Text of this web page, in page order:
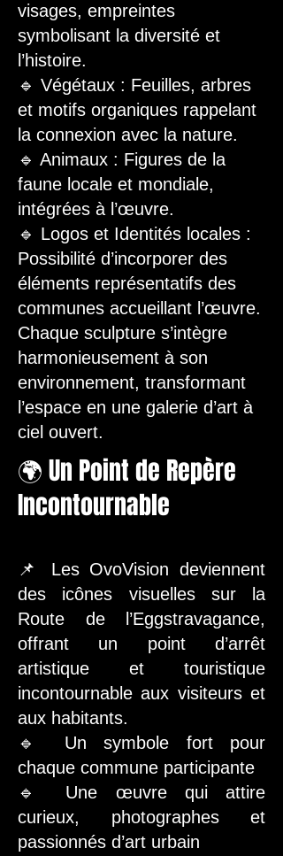
visages, empreintes
symbolisant la diversité et
l’histoire.
🔹 Végétaux : Feuilles, arbres
et motifs organiques rappelant
la connexion avec la nature.
🔹 Animaux : Figures de la
faune locale et mondiale,
intégrées à l’œuvre.
🔹 Logos et Identités locales :
Possibilité d’incorporer des
éléments représentatifs des
communes accueillant l’œuvre.
Chaque sculpture s’intègre
harmonieusement à son
environnement, transformant
l’espace en une galerie d’art à
ciel ouvert.
🌍 Un Point de Repère
Incontournable
📌 Les OvoVision deviennent
des icônes visuelles sur la
Route de l’Eggstravagance,
offrant un point d’arrêt
artistique et touristique
incontournable aux visiteurs et
aux habitants.
🔹 Un symbole fort pour
chaque commune participante
🔹 Une œuvre qui attire
curieux, photographes et
passionnés d’art urbain